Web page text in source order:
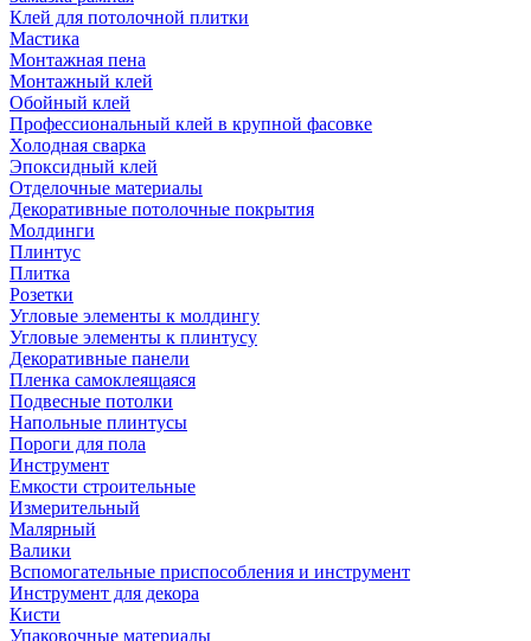
Клей для потолочной плитки
Мастика
Монтажная пена
Монтажный клей
Обойный клей
Профессиональный клей в крупной фасовке
Холодная сварка
Эпоксидный клей
Отделочные материалы
Декоративные потолочные покрытия
Молдинги
Плинтус
Плитка
Розетки
Угловые элементы к молдингу
Угловые элементы к плинтусу
Декоративные панели
Пленка самоклеящаяся
Подвесные потолки
Напольные плинтусы
Пороги для пола
Инструмент
Емкости строительные
Измерительный
Малярный
Валики
Вспомогательные приспособления и инструмент
Инструмент для декора
Кисти
Упаковочные материалы